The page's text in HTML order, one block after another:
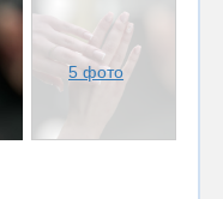
5 фото